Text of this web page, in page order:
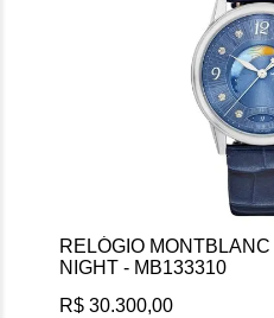
RELÓGIO
NIGHT - MB133310
R$ 30.300,00